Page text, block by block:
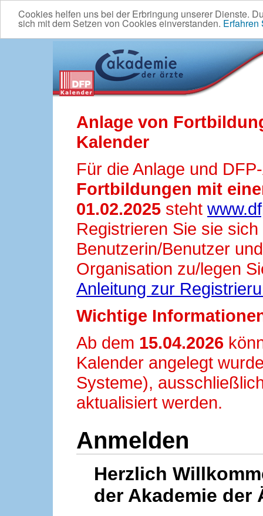
Cookies helfen uns bei der Erbringung unserer Dienste.
sich mit dem Setzen von Cookies einverstanden. Erfahren
Anlage von
Kalender
Für die Anlage und
Fortbildungen mit
01.02.2025 steht
Registrieren Sie sie
Benutzerin/Benutzer
Organisation zu/legen
Anleitung zur
Wichtige
Ab dem 15.04.2026
Kalender angelegt
Systeme),
aktualisiert werden.
Anmelden
Herzlich
der Akademie der